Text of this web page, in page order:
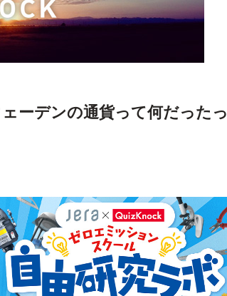
ーデンの通貨って何だったっ